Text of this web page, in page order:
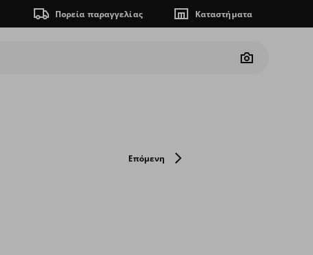
Πορεία παραγγελίας Καταστήματα
Camera
Επόμενη